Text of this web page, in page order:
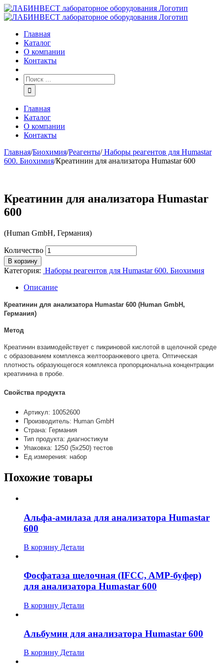
Главная
Каталог
О компании
Контакты
Главная
Каталог
О компании
Контакты
Главная/Биохимия/Реагенты/Наборы реагентов для Humastar
600. Биохимия/Креатинин для анализатора Humastar 600
Креатинин для анализатора Humastar
600
(Human GmbH, Германия)
Количество
В корзину
Категория: Наборы реагентов для Humastar 600. Биохимия
Описание
Креатинин для анализатора Humastar 600 (Human GmbH,
Германия)
Метод
Креатинин взаимодействует с пикриновой кислотой в щелочной среде
с образованием комплекса желтооранжевого цвета. Оптическая
плотность образующегося комплекса пропорциональна концентрации
креатинина в пробе.
Свойства продукта
Артикул: 10052600
Производитель: Human GmbH
Страна: Германия
Тип продукта: диагностикум
Упаковка: 1250 (5х250) тестов
Ед.измерения: набор
Похожие товары
Альфа-амилаза для анализатора Humastar
600
В корзину Детали
Фосфатаза щелочная (IFCC, AMP-буфер)
для анализатора Humastar 600
В корзину Детали
Альбумин для анализатора Humastar 600
В корзину Детали